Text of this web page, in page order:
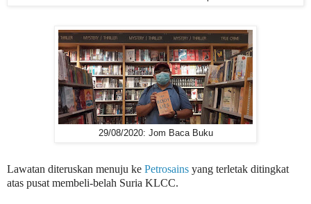
29/08/2020: Jom Baca Buku
Lawatan diteruskan menuju ke Petrosains yang terletak ditingkat
atas pusat membeli-belah Suria KLCC.